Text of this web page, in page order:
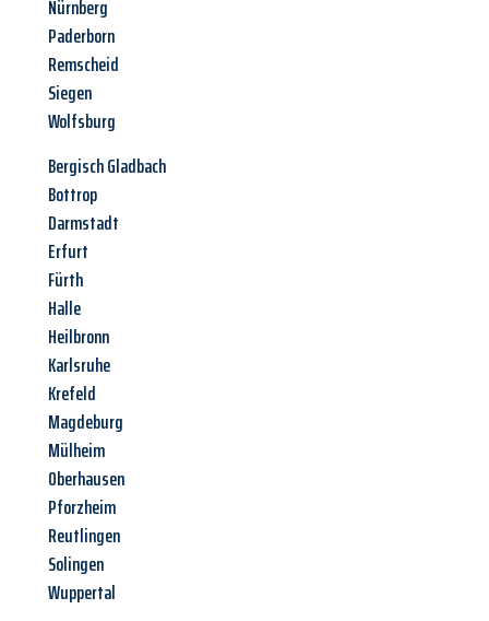
Nürnberg
Paderborn
Remscheid
Siegen
Wolfsburg
Bergisch Gladbach
Bottrop
Darmstadt
Erfurt
Fürth
Halle
Heilbronn
Karlsruhe
Krefeld
Magdeburg
Mülheim
Oberhausen
Pforzheim
Reutlingen
Solingen
Wuppertal